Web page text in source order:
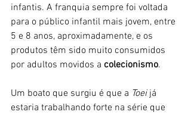
infantis. A franquia sempre foi voltada
para o público infantil mais jovem, entre
5 e 8 anos, aproximadamente, e os
produtos têm sido muito consumidos
por adultos movidos a colecionismo.
Um boato que surgiu é que a Toei já
estaria trabalhando forte na série que